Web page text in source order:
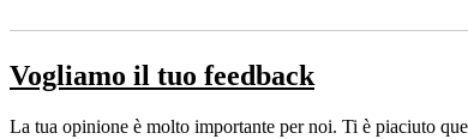
Vogliamo il tuo feedback
La tua opinione è molto importante per noi. Ti è piaciuto